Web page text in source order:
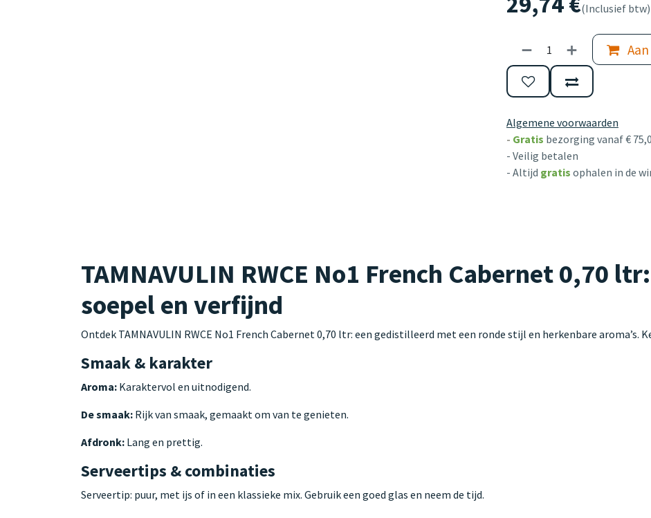
(Inclusief btw)
Algemene voorwaarden
- Gratis bezorging vanaf €
- Veilig betalen
- Altijd gratis ophalen in de
TAMNAVULIN RWCE No1 French Cabernet 0,70
soepel en verfijnd
Ontdek TAMNAVULIN RWCE No1 French Cabernet 0,70 ltr: een gedistilleerd met een ronde stijl en herkenbare aroma’s.
Smaak & karakter
Aroma: Karaktervol en uitnodigend.
De smaak: Rijk van smaak, gemaakt om van te genieten.
Afdronk: Lang en prettig.
Serveertips & combinaties
Serveertip: puur, met ijs of in een klassieke mix. Gebruik een goed glas en neem de tijd.